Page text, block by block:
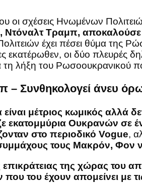
οι σχέσεις Ηνωμένων
Τραμπ, αποκαλούσε
έχει πέσει θύμα της
εκατέρωθεν, οι δύο
τη λήξη του Ρωσοουκρανικού
– Συνθηκολογεί άνευ
μέτριος κωμικός αλλά
εκατομμύρια Ουκρανών σε
στο περιοδικό Vogue,
τους Μακρόν, Φον
της χώρας του
του έχουν απομείνει με